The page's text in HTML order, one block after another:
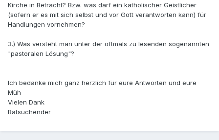
Kirche in Betracht? Bzw. was darf ein katholischer Geistlicher
(sofern er es mit sich selbst und vor Gott verantworten kann) für
Handlungen vornehmen?
3.) Was versteht man unter der oftmals zu lesenden sogenannten
"pastoralen Lösung"?
Ich bedanke mich ganz herzlich für eure Antworten und eure
Müh
Vielen Dank
Ratsuchender